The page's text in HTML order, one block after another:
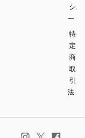
シ
ー
特
定
商
取
引
法